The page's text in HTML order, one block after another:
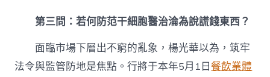
第三問：若何防范干細胞醫治淪為說謊錢東西？
面臨市場下層出不窮的亂象，楊光華以為，筑牢
法令與監管防地是焦點。行將于本年5月1日餐飲業體